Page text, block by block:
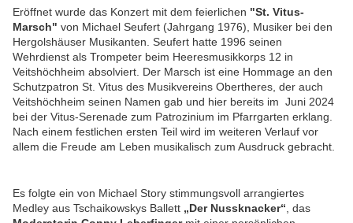
Eröffnet wurde das Konzert mit dem feierlichen "St. Vitus-
Marsch" von Michael Seufert (Jahrgang 1976), Musiker bei den
Hergolshäuser Musikanten. Seufert hatte 1996 seinen
Wehrdienst als Trompeter beim Heeresmusikkorps 12 in
Veitshöchheim absolviert. Der Marsch ist eine Hommage an den
Schutzpatron St. Vitus des Musikvereins Obertheres, der auch
Veitshöchheim seinen Namen gab und hier bereits im Juni 2024
bei der Vitus-Serenade zum Patrozinium im Pfarrgarten erklang.
Nach einem festlichen ersten Teil wird im weiteren Verlauf vor
allem die Freude am Leben musikalisch zum Ausdruck gebracht.
Es folgte ein von Michael Story stimmungsvoll arrangiertes
Medley aus Tschaikowskys Ballett „Der Nussknacker“ , das